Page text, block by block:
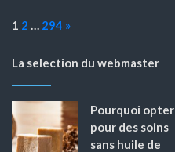
Page:
1 2 … 294 Next
»
La selection du webmaster
Pourquoi opter
pour des soins
sans huile de